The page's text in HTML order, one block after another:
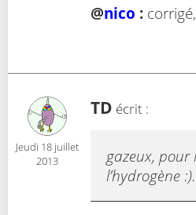
@nico :
Jeudi 18 juillet
2013
TD écrit :
gazeux, pour
l’hydrogène :).